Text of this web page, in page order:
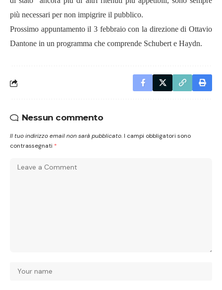
più necessari per non impigrire il pubblico.
Prossimo appuntamento il 3 febbraio con la direzione di Ottavio
Dantone in un programma che comprende Schubert e Haydn.
Nessun commento
Il tuo indirizzo email non sarà pubblicato. I campi obbligatori sono
contrassegnati *